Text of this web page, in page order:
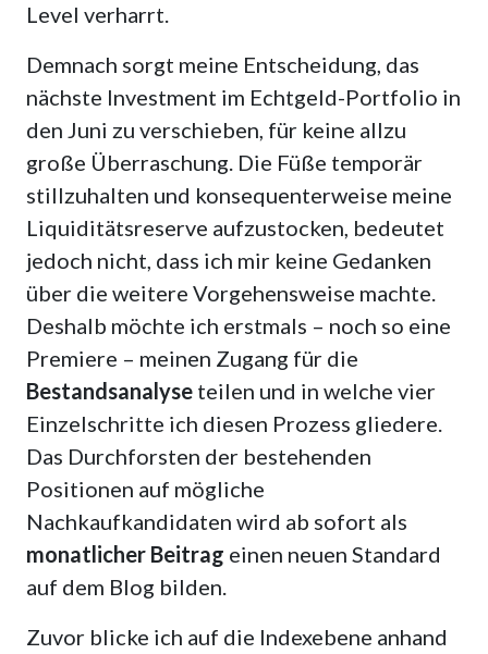
Level verharrt.
Demnach sorgt meine Entscheidung, das
nächste Investment im Echtgeld-Portfolio in
den Juni zu verschieben, für keine allzu
große Überraschung. Die Füße temporär
stillzuhalten und konsequenterweise meine
Liquiditätsreserve aufzustocken, bedeutet
jedoch nicht, dass ich mir keine Gedanken
über die weitere Vorgehensweise machte.
Deshalb möchte ich erstmals – noch so eine
Premiere – meinen Zugang für die
Bestandsanalyse teilen und in welche vier
Einzelschritte ich diesen Prozess gliedere.
Das Durchforsten der bestehenden
Positionen auf mögliche
Nachkaufkandidaten wird ab sofort als
monatlicher Beitrag einen neuen Standard
auf dem Blog bilden.
Zuvor blicke ich auf die Indexebene anhand